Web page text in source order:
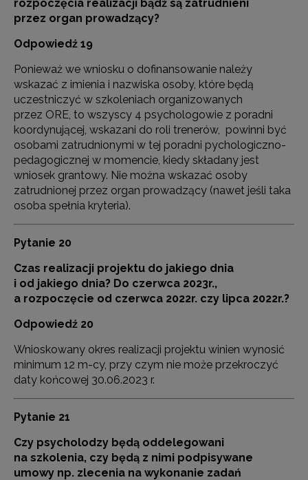
rozpoczęcia realizacji bądź są zatrudnieni
przez organ prowadzący?
Odpowiedź 19
Ponieważ we wniosku o dofinansowanie należy
wskazać z imienia i nazwiska osoby, które będą
uczestniczyć w szkoleniach organizowanych
przez ORE, to wszyscy 4 psychologowie z poradni
koordynującej, wskazani do roli trenerów, powinni być
osobami zatrudnionymi w tej poradni pychologiczno-
pedagogicznej w momencie, kiedy składany jest
wniosek grantowy. Nie można wskazać osoby
zatrudnionej przez organ prowadzący (nawet jeśli taka
osoba spełnia kryteria).
Pytanie 20
Czas realizacji projektu do jakiego dnia
i od jakiego dnia? Do czerwca 2023r.,
a rozpoczęcie od czerwca 2022r. czy lipca 2022r.?
Odpowiedź 20
Wnioskowany okres realizacji projektu winien wynosić
minimum 12 m-cy, przy czym nie może przekroczyć
daty końcowej 30.06.2023 r.
Pytanie 21
Czy psycholodzy będą oddelegowani
na szkolenia, czy będą z nimi podpisywane
umowy np. zlecenia na wykonanie zadań